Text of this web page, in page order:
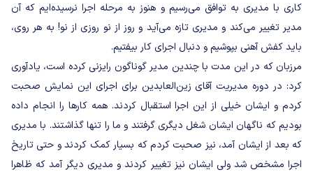
کاری با مدیری به توافق می‌رسیم و هنوز به مرحله اجرا نرسیده‌ایم که آن
مدیر تغییر می‌کند و مدیری تازه می‌آید و روز از نو روزی از نو! به هر روی،
باید کفش آهنی بپوشیم و دنبال اجرای کار بیفتیم.
مرزبان که در این مدت با چندین مدیر گوناگون رایزنی کرده است، یادآوری
کرد: در دوره مدیریت آقای زین‌العابدین برای اجرای این نمایش صحبت
کردم و ایشان خیلی از این اجرا استقبال کردند. همه کارها را انجام داده
بودیم که ناگهان ایشان شغل دیگری گرفتند و ما را تنها گذاشتند. با مدیری
که بعد از ایشان آمد، نیز صحبت کردم که بسیار کمک کردند و حتی تاریخ
اجرا مشخص شد ولی ایشان نیز تغییر کردند و مدیری دیگر آمد که ظاهرا